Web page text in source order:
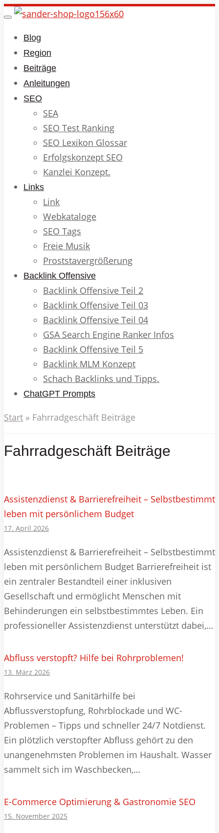
Skip
main
content
Toggle
Blog
Region
Beiträge
Anleitungen
SEO
SEA
SEO Test Ranking
SEO Lexikon Glossar
Erfolgskonzept SEO
Kanzlei Konzept.
Links
Link
Webkataloge
SEO Tags
Freie Musik
Proststavergrößerung
Backlink Offensive
Backlink Offensive Teil 2
Backlink Offensive Teil 03
Backlink Offensive Teil 04
GSA Search Engine Ranker Infos
Backlink Offensive Teil 5
Backlink MLM Konzept
Schach Backlinks und Tipps.
ChatGPT Prompts
Start » Fahrradgeschäft Beiträge
Fahrradgeschäft Beiträge
Assistenzdienst & Barrierefreiheit – Selbstbestimmt
leben mit persönlichem Budget
17. April 2026
Assistenzdienst & Barrierefreiheit – Selbstbestimmt
leben mit persönlichem Budget Barrierefreiheit ist
ein zentraler Bestandteil einer inklusiven
Gesellschaft und ermöglicht Menschen mit
Behinderungen ein selbstbestimmtes Leben. Ein
professioneller Assistenzdienst unterstützt dabei,…
Abfluss verstopft? Hilfe bei Rohrproblemen!
13. März 2026
Rohrservice und Sanitärhilfe bei
Abflussverstopfung, Rohrblockade und WC-
Problemen – Tipps und schneller 24/7 Notdienst.
Ein plötzlich verstopfter Abfluss gehört zu den
unangenehmsten Problemen im Haushalt. Wasser
sammelt sich im Waschbecken,…
E-Commerce Optimierung & Gastronomie SEO
15. November 2025